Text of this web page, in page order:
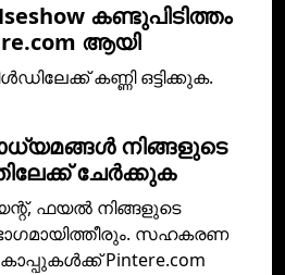
കണ്ടുപിടിത്തം
ആയി
കണ്ണി ഒട്ടിക്കുക.
നിങ്ങളുടെ
ചേര്‍ക്കുക
ഫയല്‍ നിങ്ങളുടെ
സഹകരണ
Pintere.com